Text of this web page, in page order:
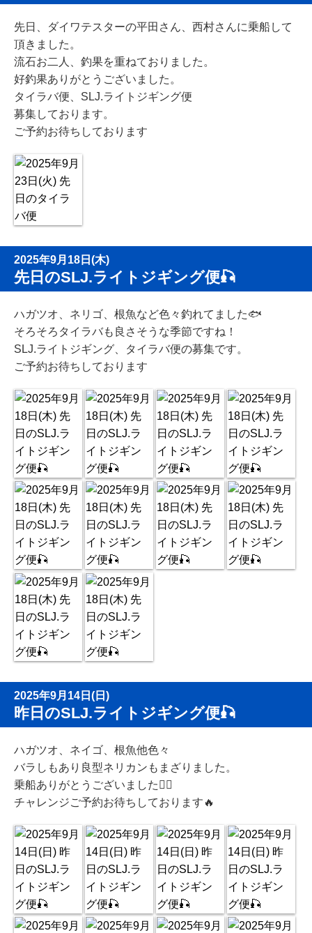
先日、ダイワテスターの平田さん、西村さんに乗船して
頂きました。
流石お二人、釣果を重ねておりました。
好釣果ありがとうございました。
タイラバ便、SLJ.ライトジギング便
募集しております。
ご予約お待ちしております
2025年9月18日(木)
先日のSLJ.ライトジギング便🎣
ハガツオ、ネリゴ、根魚など色々釣れてました🐟
そろそろタイラバも良さそうな季節ですね！
SLJ.ライトジギング、タイラバ便の募集です。
ご予約お待ちしております
2025年9月14日(日)
昨日のSLJ.ライトジギング便🎣
ハガツオ、ネイゴ、根魚他色々
バラしもあり良型ネリカンもまざりました。
乗船ありがとうございました🙇‍♂️
チャレンジご予約お待ちしております🔥